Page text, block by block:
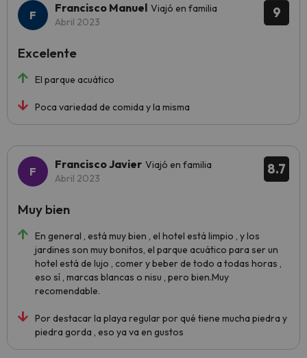
9
Francisco Manuel Viajó en familia
Abril 2023
El parque acuático
Poca variedad de comida y la misma
Excelente
8.7
Francisco Javier Viajó en familia
Abril 2023
En general , está muy bien , el hotel está limpio , y los
jardines son muy bonitos, el parque acuático para ser un
hotel está de lujo , comer y beber de todo a todas horas ,
eso sí , marcas blancas o nisu , pero bien.Muy
recomendable.
Por destacar la playa regular por qué tiene mucha piedra y
piedra gorda , eso ya va en gustos
Muy bien